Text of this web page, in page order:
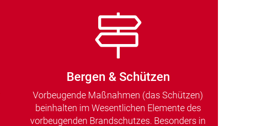
Bergen & Schützen
Vorbeugende Maßnahmen (das Schützen)
beinhalten im Wesentlichen Elemente des
vorbeugenden Brandschutzes. Besonders in